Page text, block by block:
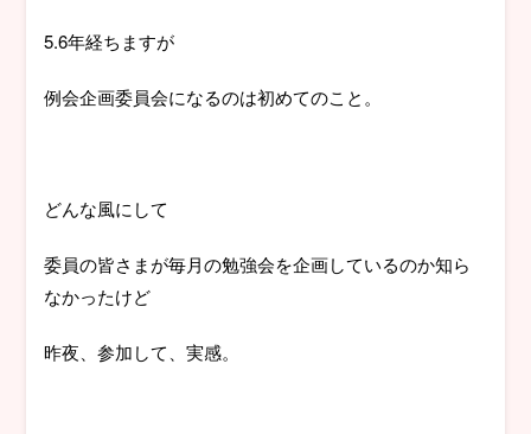
5.6年経ちますが
例会企画委員会になるのは初めてのこと。
どんな風にして
委員の皆さまが毎月の勉強会を企画しているのか知ら
なかったけど
昨夜、参加して、実感。